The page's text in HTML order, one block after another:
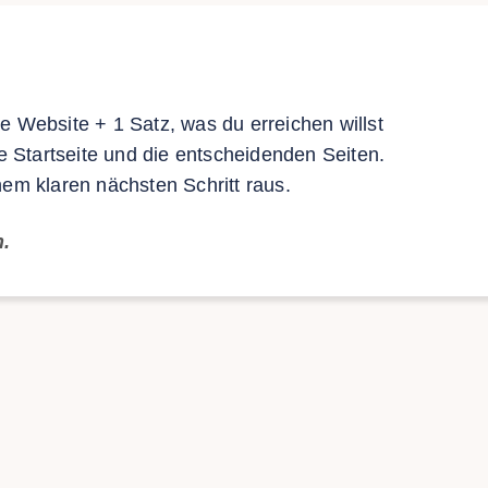
Website + 1 Satz, was du erreichen willst
Startseite und die entscheidenden Seiten.
klaren nächsten Schritt raus.